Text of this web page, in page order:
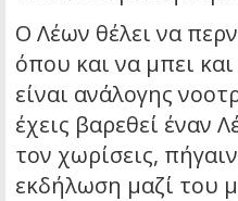
Ο Λέων θέλει να
όπου και να μπει
είναι ανάλογης
έχεις βαρεθεί έναν
τον χωρίσεις,
εκδήλωση μαζί του